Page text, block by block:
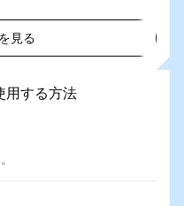
見る
する方法